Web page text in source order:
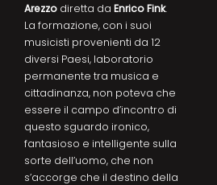
Arezzo diretta da Enrico Fink.
La formazione, con i suoi
musicisti provenienti da 12
diversi Paesi, laboratorio
permanente tra musica e
cittadinanza, non poteva che
essere il campo d’incontro di
questo sguardo ironico,
fantasioso e intelligente sulla
sorte dell’uomo, che non
s’accorge che il destino della